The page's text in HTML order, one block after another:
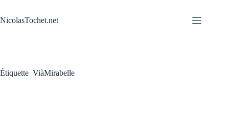
contenu
NicolasTochet.net
Étiquette ViàMirabelle